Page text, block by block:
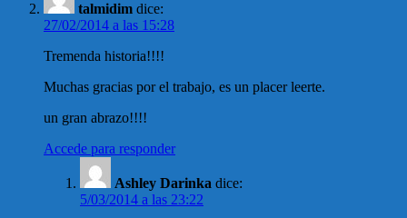
talmidim dice:
27/02/2014 a las 15:28
Tremenda historia!!!!
Muchas gracias por el trabajo, es un placer leerte.
un gran abrazo!!!!
Accede para responder
Ashley Darinka dice:
5/03/2014 a las 23:22